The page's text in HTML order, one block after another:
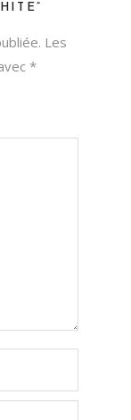
Les
*